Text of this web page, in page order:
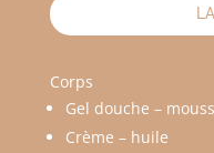
Corps
Gel douche –
Crème – huile